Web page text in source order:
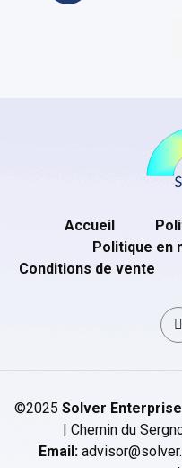
Accueil
Politique en
Conditions de vente
©2025 Solver
| Chemin du
Email: